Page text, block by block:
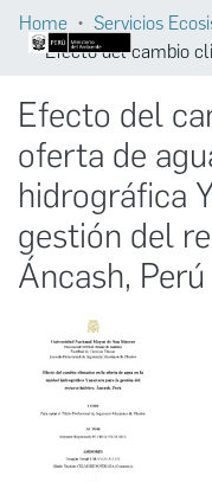
Home
Efecto del
oferta de
hidrográfica
gestión del
Áncash, Perú